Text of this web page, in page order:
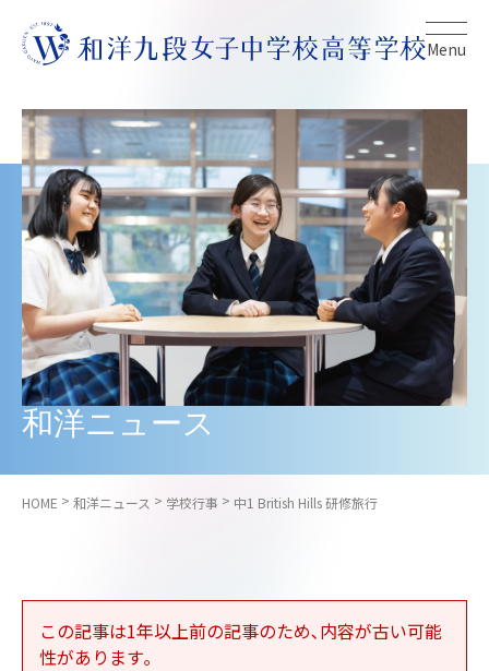
Menu
和洋ニュース
HOME > 和洋ニュース > 学校行事 > 中1 British Hills 研修旅行
この記事は1年以上前の記事のため､内容が古い可能
性があります｡